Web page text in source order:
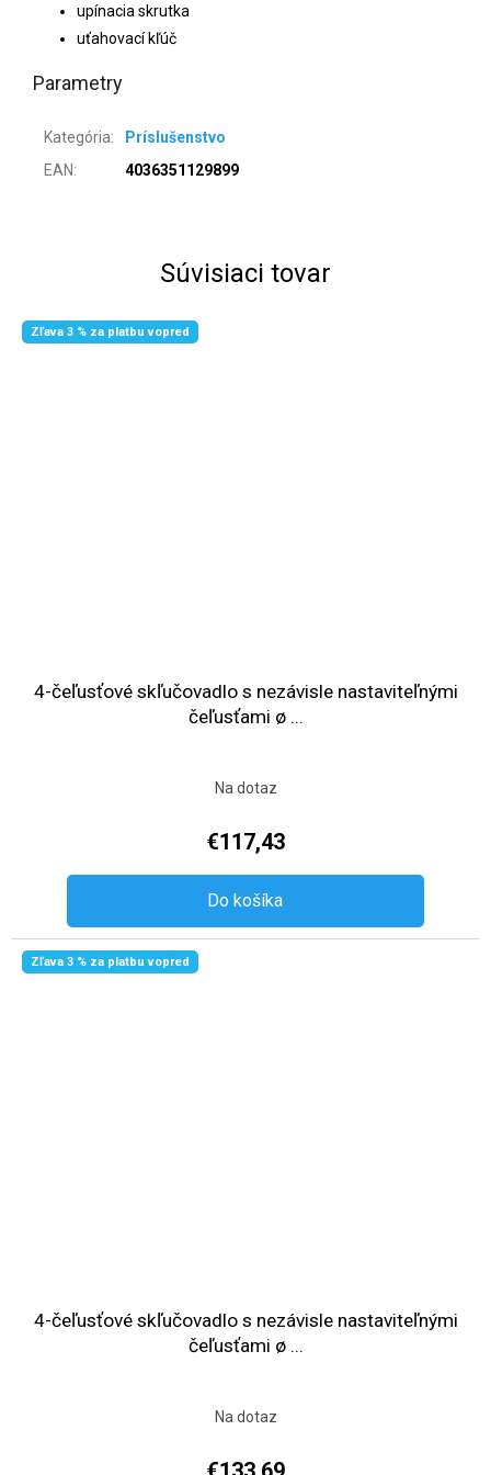
upínacia skrutka
uťahovací kľúč
Parametry
Kategória:
Príslušenstvo
EAN: 4036351129899
Súvisiaci tovar
Zľava 3 % za platbu vopred
4-čeľusťové skľučovadlo s nezávisle nastaviteľnými
čeľusťami ø ...
Na dotaz
€117,43
Do košíka
Zľava 3 % za platbu vopred
4-čeľusťové skľučovadlo s nezávisle nastaviteľnými
čeľusťami ø ...
Na dotaz